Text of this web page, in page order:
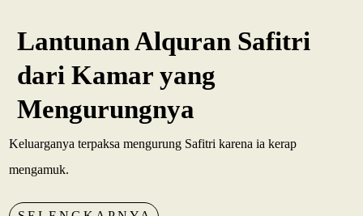
Lantunan Alquran Safitri
dari Kamar yang
Mengurungnya
Keluarganya terpaksa mengurung Safitri karena ia kerap
mengamuk.